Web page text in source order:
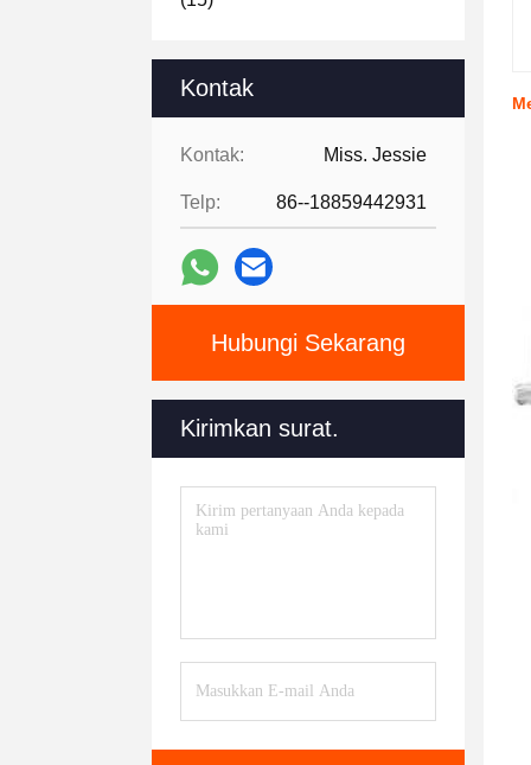
Kontak
Kontak: Miss. Jessie
Telp: 86--18859442931
Hubungi Sekarang
Kirimkan surat.